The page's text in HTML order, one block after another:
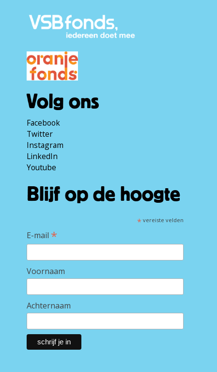
Volg ons
Facebook
Twitter
Instagram
LinkedIn
Youtube
Blijf op de hoogte
* vereiste velden
E-mail *
Voornaam
Achternaam